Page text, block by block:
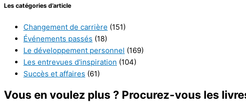
Les catégories d’article
Changement de carrière (151)
Événements passés (18)
Le développement personnel (169)
Les entrevues d'inspiration (104)
Succès et affaires (61)
Vous en voulez plus ? Procurez-vous les